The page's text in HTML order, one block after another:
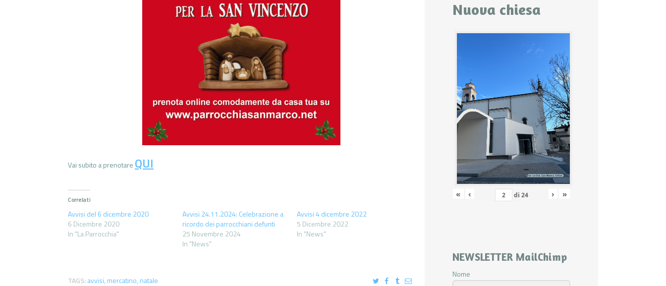
Vai subito a prenotare QUI
Correlati
Avvisi del 6 dicembre 2020
6 Dicembre 2020
In "La Parrocchia"
Avvisi 24.11.2024: Celebrazione a
ricordo dei parrocchiani defunti
25 Novembre 2024
In "News"
Avvisi 4 dicembre 2022
5 Dicembre 2022
In "News"
TAGS:avvisi, mercatino, natale
Nuova chiesa
« ‹ di 24 › »
NEWSLETTER MailChimp
Nome